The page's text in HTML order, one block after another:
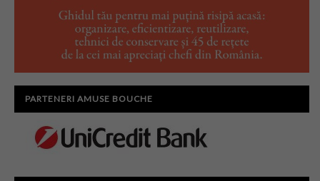
PARTENERI AMUSE BOUCHE